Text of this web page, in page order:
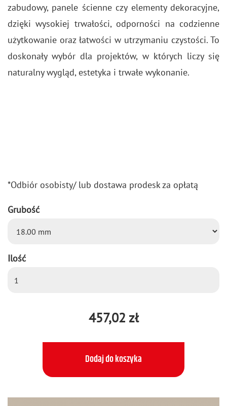
za­bu­do­wy, pa­ne­le ścien­ne czy ele­men­ty de­ko­ra­cyj­ne,
dzię­ki wy­so­kiej trwa­ło­ści, od­por­no­ści na co­dzien­ne
użyt­ko­wa­nie oraz ła­two­ści w utrzy­ma­niu czy­sto­ści. To
do­sko­na­ły wybór dla pro­jek­tów, w któ­rych liczy się
na­tu­ral­ny wy­gląd, es­te­ty­ka i trwa­łe wy­ko­na­nie.
*Od­biór oso­bi­sty/ lub do­sta­wa pro­desk za opła­tą
Grubość
Ilość
457,02 zł
Dodaj do koszyka